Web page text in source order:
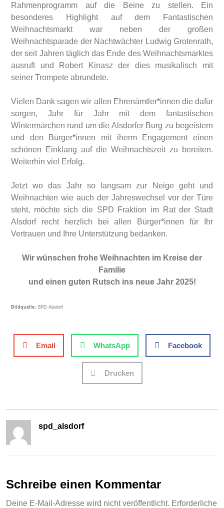
Rahmenprogramm auf die Beine zu stellen. Ein
besonderes Highlight auf dem Fantastischen
Weihnachtsmarkt war neben der großen
Weihnachtsparade der Nachtwächter Ludwig Grotenrath,
der seit Jahren täglich das Ende des Weihnachtsmarktes
ausruft und Robert Kinasz der dies musikalisch mit
seiner Trompete abrundete.
Vielen Dank sagen wir allen Ehrenämtler*innen die dafür
sorgen, Jahr für Jahr mit dem fantastischen
Wintermärchen rund um die Alsdorfer Burg zu begeistern
und den Bürger*innen mit iherm Engagement einen
schönen Einklang auf die Weihnachtszeit zu bereiten.
Weiterhin viel Erfolg.
Jetzt wo das Jahr so langsam zur Neige geht und
Weihnachten wie auch der Jahreswechsel vor der Türe
steht, möchte sich die SPD Fraktion im Rat der Stadt
Alsdorf recht herzlich bei allen Bürger*innen für Ihr
Vertrauen und Ihre Unterstützung bedanken.
Wir wünschen frohe Weihnachten im Kreise der
Familie
und einen guten Rutsch ins neue Jahr 2025!
Bildquelle: SPD Alsdorf
Email WhatsApp Facebook
Drucken
spd_alsdorf
Schreibe einen Kommentar
Deine E-Mail-Adresse wird nicht veröffentlicht. Erforderliche